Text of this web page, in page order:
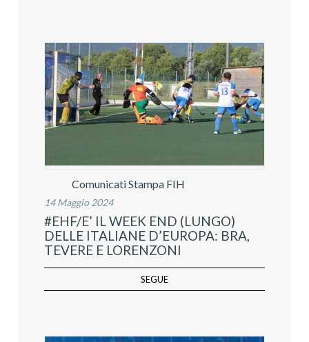
Comunicati Stampa FIH
14 Maggio 2024
#EHF/E’ IL WEEK END (LUNGO)
DELLE ITALIANE D’EUROPA: BRA,
TEVERE E LORENZONI
SEGUE